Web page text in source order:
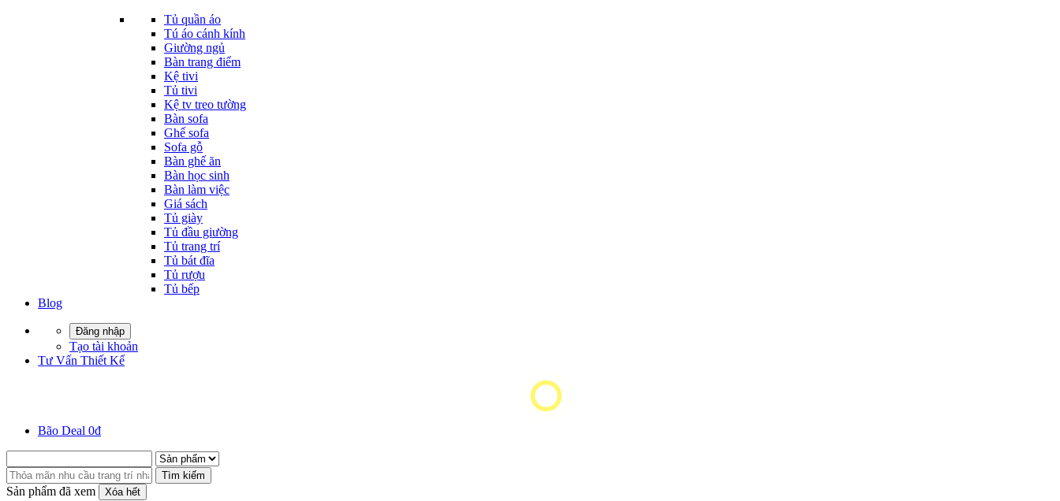
Tủ quần áo
Tú áo cánh kính
Giường ngủ
Bàn trang điểm
Kệ tivi
Tủ tivi
Kệ tv treo tường
Bàn sofa
Ghế sofa
Sofa gỗ
Bàn ghế ăn
Bàn học sinh
Bàn làm việc
Giá sách
Tủ giày
Tủ đầu giường
Tủ trang trí
Tủ bát đĩa
Tủ rượu
Tủ bếp
Blog
Đăng nhập
Tạo tài khoản
Tư Vấn Thiết Kế
Bão Deal 0đ
Tìm kiếm
Sản phẩm đã xem Xóa hết